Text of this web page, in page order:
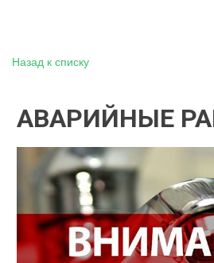
Назад к списку
АВАРИЙНЫЕ